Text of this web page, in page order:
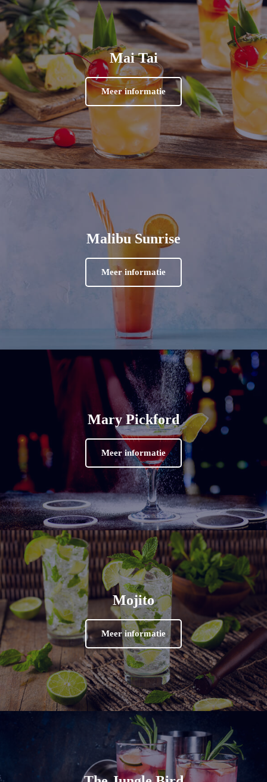
Mai Tai
Meer informatie
Malibu Sunrise
Meer informatie
Mary Pickford
Meer informatie
Mojito
Meer informatie